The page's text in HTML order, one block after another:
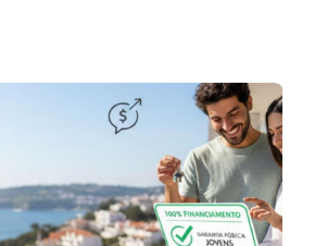
para se obter um crédito
impõem uma idade máxima para a